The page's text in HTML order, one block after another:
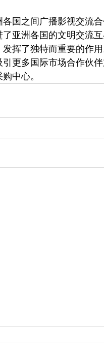
国之间广播影视交流
亚洲各国的文明交流
挥了独特而重要的作
更多国际市场合作伙
中心。